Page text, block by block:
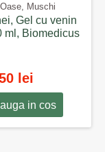
Muschi
Gel cu venin
ml, Biomedicus
lei
in cos